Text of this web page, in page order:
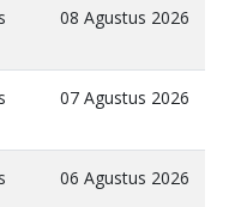
08 Agustus 2026
07 Agustus 2026
06 Agustus 2026